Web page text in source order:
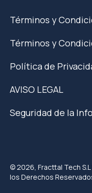
Términos y
Términos y
Política de
AVISO LEGAL
Seguridad de la
© 2026, Fracttal Tech
los Derechos